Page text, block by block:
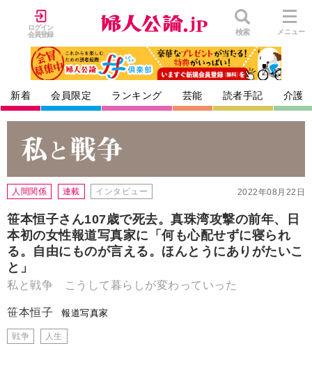
ログイン
会員登録
検索 メニュー
新着 会員限定 ランキング 芸能 読者手記 介護
2022年08月22日
人間関係 連載 インタビュー
笹本恒子さん107歳で死去。真珠湾攻撃の前年、日
本初の女性報道写真家に「何も心配せずに寝られ
る。自由にものが言える。ほんとうにありがたいこ
と」
私と戦争 こうして暮らしが変わっていった
笹本恒子 報道写真家
戦争 人生